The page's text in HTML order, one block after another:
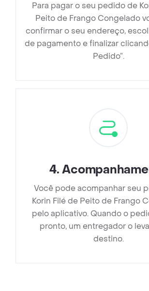
Para pagar o seu pedido de
Peito de Frango Congelado
confirmar o seu endereço,
de pagamento e finalizar
Pedido”.
4.
Você pode acompanhar seu
Korin Filé de Peito de Frango
pelo aplicativo. Quando o
pronto, um entregador o
destino.